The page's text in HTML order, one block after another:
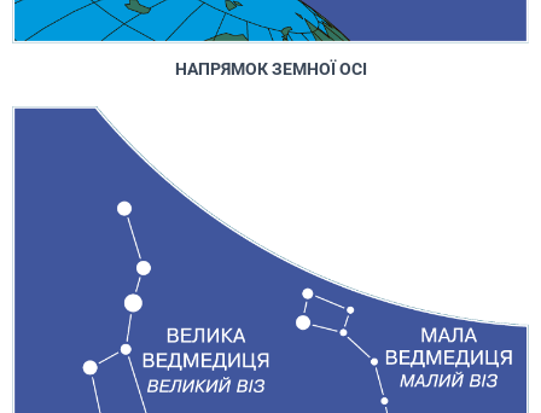
НАПРЯМОК ЗЕМНОЇ ОСІ